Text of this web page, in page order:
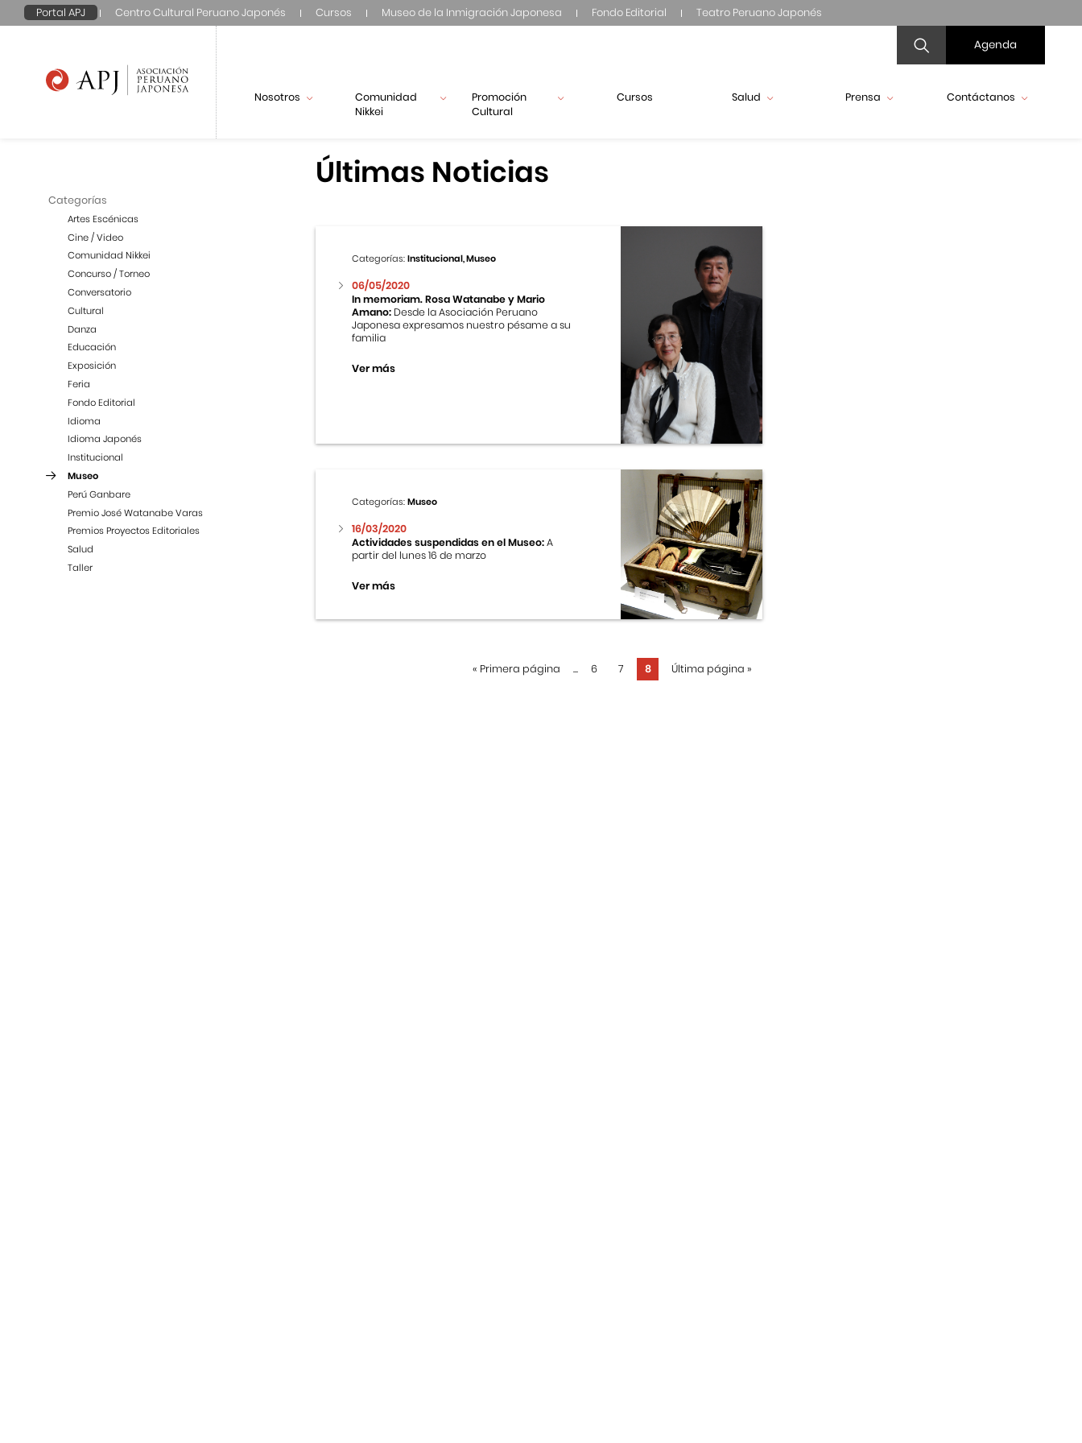
Portal APJ Centro Cultural Peruano Japonés Cursos Museo de la Inmigración Japonesa Fondo Editorial Teatro Peruano Japonés
Agenda
Nosotros
Comunidad
Nikkei
Promoción
Cultural
Cursos Salud Prensa Contáctanos
Categorías
Artes Escénicas
Cine / Video
Comunidad Nikkei
Concurso / Torneo
Conversatorio
Cultural
Danza
Educación
Exposición
Feria
Fondo Editorial
Idioma
Idioma Japonés
Institucional
Museo
Perú Ganbare
Premio José Watanabe Varas
Premios Proyectos Editoriales
Salud
Taller
Últimas Noticias
Categorías:Institucional, Museo
06/05/2020
In memoriam. Rosa Watanabe y Mario
Amano: Desde la Asociación Peruano
Japonesa expresamos nuestro pésame a su
familia
Ver más
Categorías:Museo
16/03/2020
Actividades suspendidas en el Museo:A
partir del lunes 16 de marzo
Ver más
« Primera página ... 6 7 8 Última página »